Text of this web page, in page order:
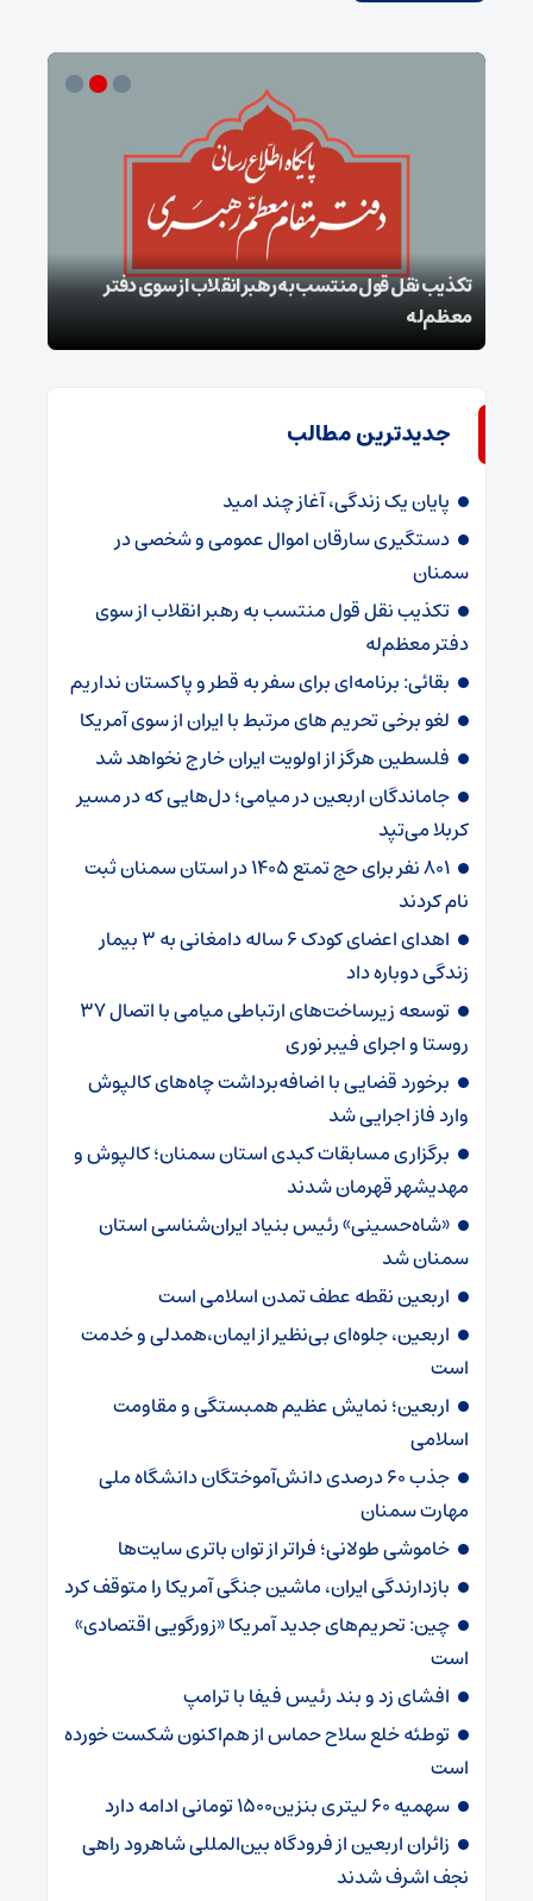
تکذیب نقل قول منتسب به رهبر انقلاب از سوی دفتر
معظم‌له
جدیدترین مطالب
پایان یک زندگی، آغاز چند امید
دستگیری سارقان اموال عمومی و شخصی در
سمنان
تکذیب نقل قول منتسب به رهبر انقلاب از سوی
دفتر معظم‌له
بقائی: برنامه‌ای برای سفر به قطر و پاکستان نداریم
لغو برخی تحریم های مرتبط با ایران از سوی آمریکا
فلسطین هرگز از اولویت ایران خارج نخواهد شد
جاماندگان اربعین در میامی؛ دل‌هایی که در مسیر
کربلا می‌تپد
۸۰۱ نفر برای حج تمتع ۱۴۰۵ در استان سمنان ثبت
نام کردند
اهدای اعضای کودک ۶ ساله دامغانی به ۳ بیمار
زندگی دوباره داد
توسعه زیرساخت‌های ارتباطی میامی با اتصال ۳۷
روستا و اجرای فیبر نوری
برخورد قضایی با اضافه‌برداشت چاه‌های کالپوش
وارد فاز اجرایی شد
برگزاری مسابقات کبدی استان سمنان؛ کالپوش و
مهدیشهر قهرمان شدند
«شاه‌حسینی» رئیس بنیاد ایران‌شناسی استان
سمنان شد
اربعین نقطه عطف تمدن اسلامی است
اربعین، جلوه‌ای بی‌نظیر از ایمان،همدلی و خدمت
است
اربعین؛ نمایش عظیم همبستگی و مقاومت
اسلامی
جذب ۶۰ درصدی دانش‌آموختگان دانشگاه ملی
مهارت سمنان
خاموشی طولانی؛ فراتر از توان باتری سایت‌ها
بازدارندگی ایران، ماشین جنگی آمریکا را متوقف کرد
چین: تحریم‌های جدید آمریکا «زورگویی اقتصادی»
است
افشای زد و بند رئیس فیفا با ترامپ
توطئه خلع سلاح حماس از هم‌اکنون شکست خورده
است
سهمیه ۶۰ لیتری بنزین۱۵۰۰ تومانی ادامه دارد
زائران اربعین از فرودگاه بین‌المللی شاهرود راهی
نجف اشرف شدند